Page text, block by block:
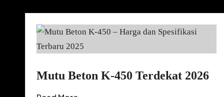
Mutu Beton K-450 Terdekat 2026